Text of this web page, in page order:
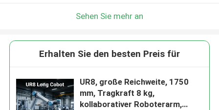
Sehen Sie mehr an
Erhalten Sie den besten Preis für
UR8, große Reichweite, 1750
mm, Tragkraft 8 kg,
kollaborativer Roboterarm,